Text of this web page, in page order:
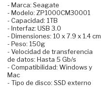
- Marca: Seagate
- Modelo: ZP1000CM30001
- Capacidad: 1TB
- Interfaz: USB 3.0
- Dimensiones: 10 x 7.9 x 1.4 cm
- Peso: 150g
- Velocidad de transferencia
de datos: Hasta 5 Gb/s
- Compatibilidad: Windows y
Mac
- Tipo de disco: SSD externo